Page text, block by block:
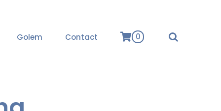
Golem Contact 0